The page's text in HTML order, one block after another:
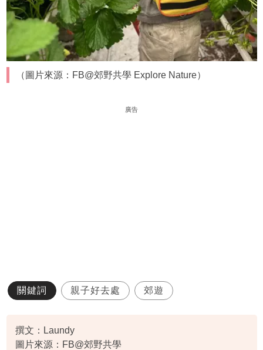
（圖片來源：FB@郊野共學 Explore Nature）
廣告
關鍵詞 親子好去處 郊遊
撰文：Laundy
圖片來源：FB@郊野共學